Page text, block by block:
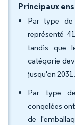
Principaux
Par type de
représenté
tandis que
catégorie
jusqu'en 2031.
Par type
congelées
de